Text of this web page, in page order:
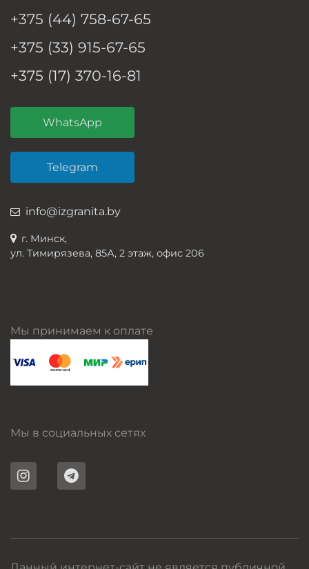
+375 (44) 758-67-65
+375 (33) 915-67-65
+375 (17) 370-16-81
WhatsApp
Telegram
info@izgranita.by
г. Минск,
ул. Тимирязева, 85А, 2 этаж, офис 206
Мы принимаем к оплате
Мы в социальных сетях